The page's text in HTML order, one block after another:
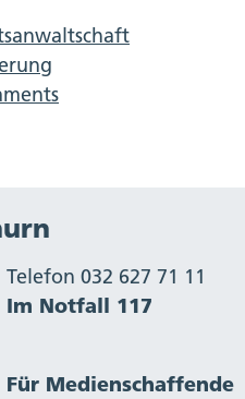
Telefon 032 627 71 11
Im Notfall 117
Für Medienschaffende